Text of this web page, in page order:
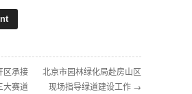
区承接
大赛道
北京市园林绿化局赴房山区
现场指导绿道建设工作 →